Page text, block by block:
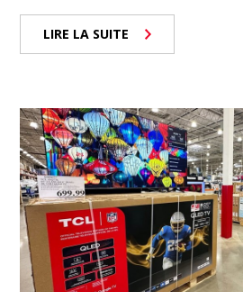
LIRE LA SUITE